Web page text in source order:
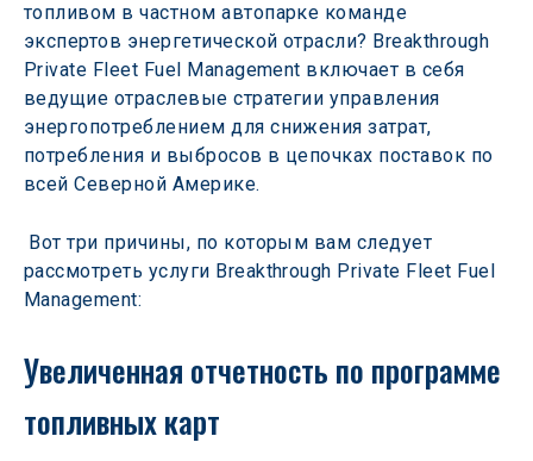
топливом в частном автопарке команде
экспертов энергетической отрасли? Breakthrough
Private Fleet Fuel Management включает в себя
ведущие отраслевые стратегии управления
энергопотреблением для снижения затрат,
потребления и выбросов в цепочках поставок по
всей Северной Америке.
рассмотреть услуги Breakthrough Private Fleet Fuel
Management:
Увеличенная отчетность по программе
топливных карт